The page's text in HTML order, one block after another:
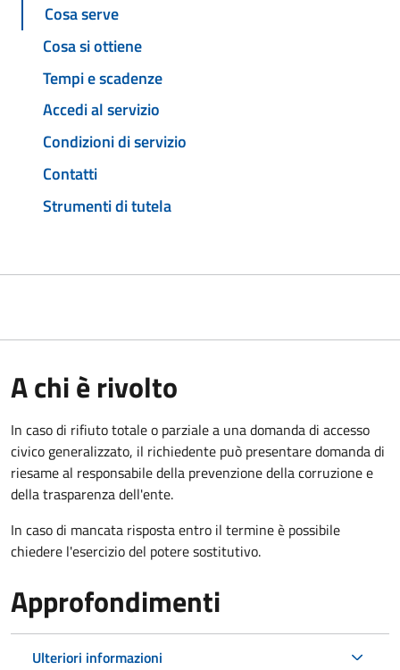
Cosa serve
Cosa si ottiene
Tempi e scadenze
Accedi al servizio
Condizioni di servizio
Contatti
Strumenti di tutela
A chi è rivolto
In caso di rifiuto totale o parziale a una domanda di accesso
civico generalizzato, il richiedente può presentare domanda di
riesame al responsabile della prevenzione della corruzione e
della trasparenza dell'ente.
In caso di mancata risposta entro il termine è possibile
chiedere l'esercizio del potere sostitutivo.
Approfondimenti
Ulteriori informazioni